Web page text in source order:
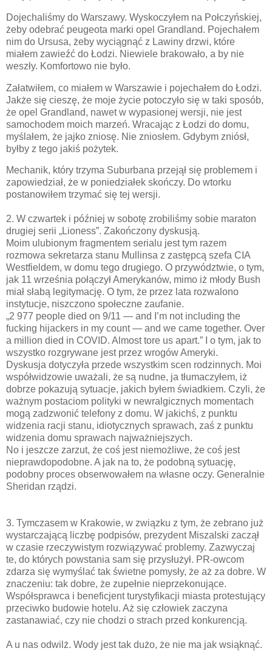
Dojechaliśmy do Warszawy. Wyskoczyłem na Połczyńskiej,
żeby odebrać peugeota marki opel Grandland. Pojechałem
nim do Ursusa, żeby wyciągnąć z Lawiny drzwi, które
miałem zawieźć do Łodzi. Niewiele brakowało, a by nie
weszły. Komfortowo nie było.
Załatwiłem, co miałem w Warszawie i pojechałem do Łodzi.
Jakże się cieszę, że moje życie potoczyło się w taki sposób,
że opel Grandland, nawet w wypasionej wersji, nie jest
samochodem moich marzeń. Wracając z Łodzi do domu,
myślałem, że jajko zniosę. Nie zniosłem. Gdybym zniósł,
byłby z tego jakiś pożytek.
Mechanik, który trzyma Suburbana przejął się problemem i
zapowiedział, że w poniedziałek skończy. Do wtorku
postanowiłem trzymać się tej wersji.
2. W czwartek i później w sobotę zrobiliśmy sobie maraton
drugiej serii „Lioness”. Zakończony dyskusją.
Moim ulubionym fragmentem serialu jest tym razem
rozmowa sekretarza stanu Mullinsa z zastępcą szefa CIA
Westfieldem, w domu tego drugiego. O przywództwie, o tym,
jak 11 września połączył Amerykanów, mimo iż młody Bush
miał słabą legitymację. O tym, że przez lata rozwalono
instytucje, niszczono społeczne zaufanie.
„2 977 people died on 9/11 — and I’m not including the
fucking hijackers in my count — and we came together. Over
a million died in COVID. Almost tore us apart.” I o tym, jak to
wszystko rozgrywane jest przez wrogów Ameryki.
Dyskusja dotyczyła przede wszystkim scen rodzinnych. Moi
współwidzowie uważali, że są nudne, ja tłumaczyłem, iż
dobrze pokazują sytuacje, jakich byłem świadkiem. Czyli, że
ważnym postaciom polityki w newralgicznych momentach
mogą zadzwonić telefony z domu. W jakichś, z punktu
widzenia racji stanu, idiotycznych sprawach, zaś z punktu
widzenia domu sprawach najważniejszych.
No i jeszcze zarzut, że coś jest niemożliwe, że coś jest
nieprawdopodobne. A jak na to, że podobną sytuację,
podobny proces obserwowałem na własne oczy. Generalnie
Sheridan rządzi.
3. Tymczasem w Krakowie, w związku z tym, że zebrano już
wystarczającą liczbę podpisów, prezydent Miszalski zaczął
w czasie rzeczywistym rozwiązywać problemy. Zazwyczaj
te, do których powstania sam się przysłużył. PR-owcom
zdarza się wymyślać tak świetne pomysły, że aż za dobre. W
znaczeniu: tak dobre, że zupełnie nieprzekonujące.
Współsprawca i beneficjent turystyfikacji miasta protestujący
przeciwko budowie hotelu. Aż się człowiek zaczyna
zastanawiać, czy nie chodzi o strach przed konkurencją.
A u nas odwilż. Wody jest tak dużo, że nie ma jak wsiąknąć.